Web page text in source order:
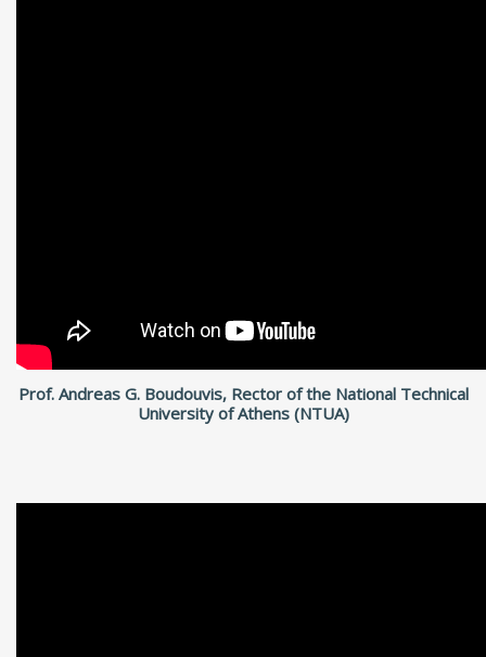
Prof. Andreas G. Boudouvis, Rector of the National Technical
University of Athens (NTUA)